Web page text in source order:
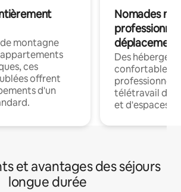
montagne
ces
offrent
d'un
Nomades
déplacement
Des
confortables
professionnels
télétravail
et d'espaces
et avantages des séjours
longue durée